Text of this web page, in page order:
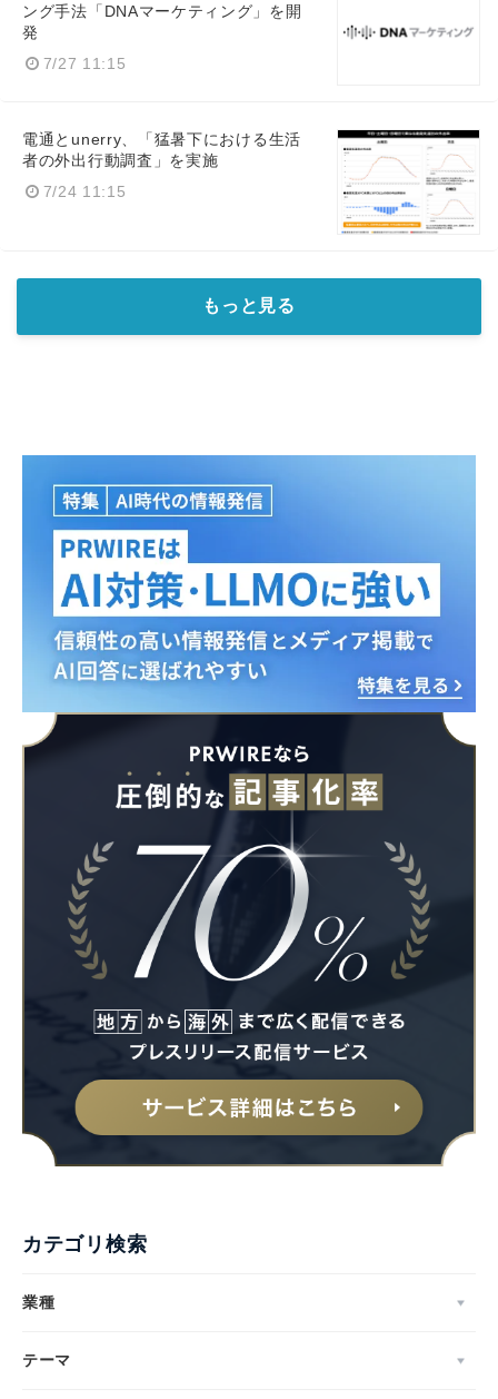
ング手法「DNAマーケティング」を開
発
7/27 11:15
電通とunerry、「猛暑下における生活
者の外出行動調査」を実施
7/24 11:15
もっと見る
カテゴリ検索
業種
テーマ